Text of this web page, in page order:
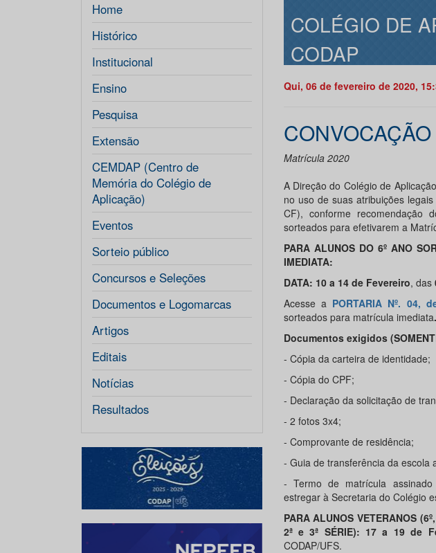
Home
Histórico
Institucional
Ensino
Pesquisa
Extensão
CEMDAP (Centro de
Memória do Colégio de
Aplicação)
Eventos
Sorteio público
Concursos e Seleções
Documentos e Logomarcas
Artigos
Editais
Notícias
Resultados
COLÉGIO DE
CODAP
Qui, 06 de fevereiro de 2020,
Matrícula 2020
A Direção do Colégio de
no uso de suas atribuições
CF), conforme recomendação
sorteados para efetivarem a
PARA ALUNOS DO 6º ANO
IMEDIATA:
DATA: 10 a 14 de Fevereiro, das
Acesse a PORTARIA Nº. 04,
sorteados para matrícula imediata.
Documentos exigidos
- Cópia da carteira de identidade;
- Cópia do CPF;
- Declaração da solicitação de
- 2 fotos 3x4;
- Comprovante de residência;
- Guia de transferência da escola
- Termo de matrícula assinado
estregar à Secretaria do Colégio
PARA ALUNOS VETERANOS
2ª e 3ª SÉRIE): 17 a 19 de
CODAP/UFS.